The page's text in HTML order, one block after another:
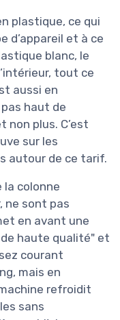
plastique, ce qui
d’appareil et à ce
blanc, le
tout ce
aussi en
haut de
non plus. C’est
sur les
autour de ce tarif.
colonne
ne sont pas
en avant une
haute qualité" et
courant
mais en
refroidit
sans